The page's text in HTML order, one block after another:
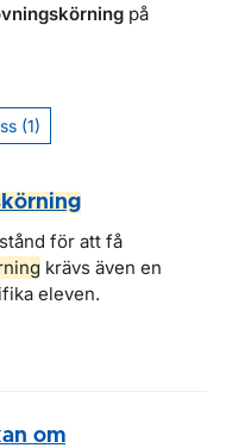
på
(1)
för att få
krävs även en
eleven.
om